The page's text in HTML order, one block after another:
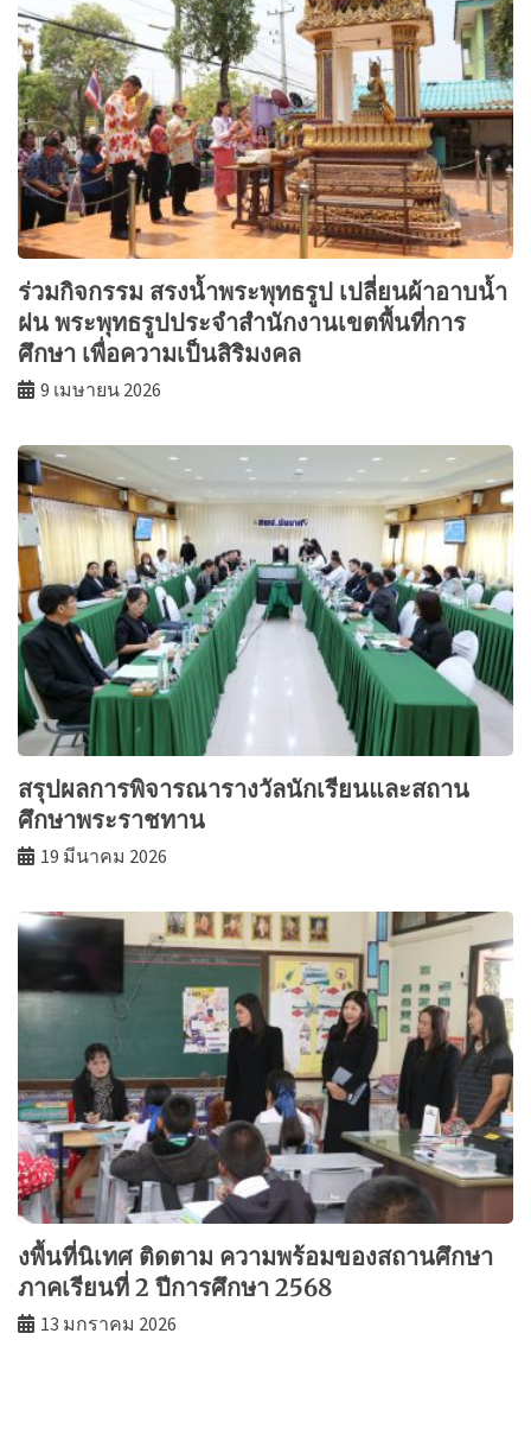
ร่วมกิจกรรม สรงน้ำพระพุทธรูป เปลี่ยนผ้าอาบน้ำ
ฝน พระพุทธรูปประจำสำนักงานเขตพื้นที่การ
ศึกษา เพื่อความเป็นสิริมงคล
9 เมษายน 2026
สรุปผลการพิจารณารางวัลนักเรียนและสถาน
ศึกษาพระราชทาน
19 มีนาคม 2026
งพื้นที่นิเทศ ติดตาม ความพร้อมของสถานศึกษา
ภาคเรียนที่ 2 ปีการศึกษา 2568
13 มกราคม 2026